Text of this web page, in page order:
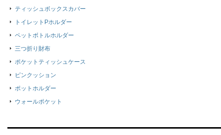
ティッシュボックスカバー
トイレットPホルダー
ペットボトルホルダー
三つ折り財布
ポケットティッシュケース
ピンクッション
ポットホルダー
ウォールポケット